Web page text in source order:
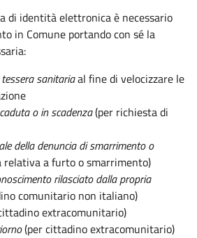
di identità elettronica è necessario
in Comune portando con sé la
sanitariaal fine di velocizzare le
o in scadenza(per richiesta di
della denuncia di smarrimento o
a furto o smarrimento)
rilasciato dalla propria
comunitario non italiano)
extracomunitario)
(per cittadino extracomunitario)